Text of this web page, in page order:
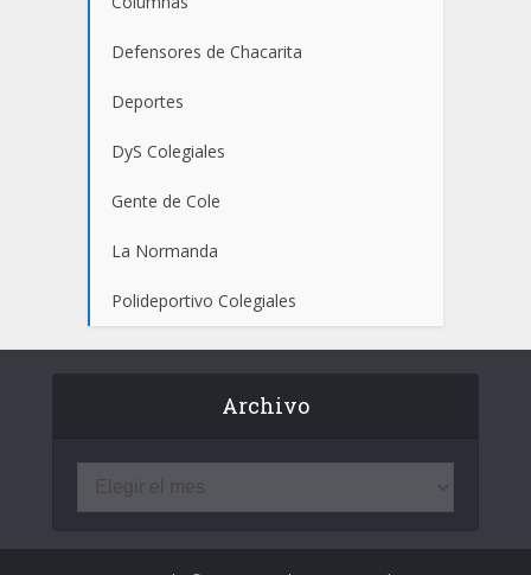
Defensores de Chacarita
Deportes
DyS Colegiales
Gente de Cole
La Normanda
Polideportivo Colegiales
Archivo